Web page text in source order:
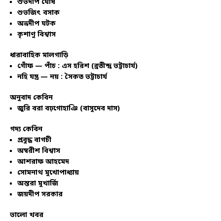
শুভদীপ ঘোষ
শুভজিৎ বসাক
অভ্রদীপ ঘটক
কৃশাণু বিশ্বাস
ধারাবাহিক মালগাড়ি
গোঁফ — পাঁচ : এস হরিশ (ব্রতীন্দ্র ভট্টাচার্য)
নহি যন্ত্র — নয় : সৈকত ভট্টাচার্য
অনুবাদ কেবিন
জুরি বরা বঢ়গোহাঞি (বাসুদেব দাস)
গদ্য কেবিন
প্রবুদ্ধ বাগচী
অম্বরীশ বিশ্বাস
আশরাফ আহমেদ
সোমনাথ মুখোপাধ্যায়
অন্তরা মুখার্জি
জয়দীপ সরকার
ভালো খবর